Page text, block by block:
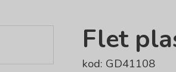
Flet
kod: GD41108